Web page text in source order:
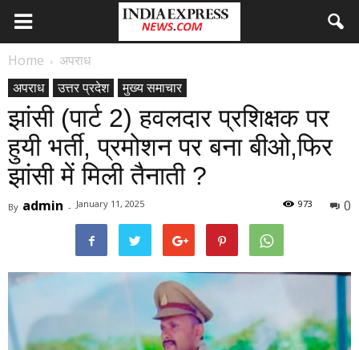
Home
अपराध
अपराध
उत्तर प्रदेश मुख्य समाचार
झांसी (पार्ट 2) हवलदार प्रशिक्षक पर
हुयी भर्ती, प्रमोशन पर बना बीओ,फिर
झांसी में मिली तैनाती ?
By admin - January 11, 2025 0
973